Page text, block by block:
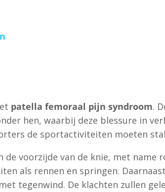
patella femoraal pijn syndroom.
hen, waarbij deze blessure in
de sportactiviteiten moeten
de voorzijde van de knie, met
als rennen en springen.
tegenwind. De klachten zullen